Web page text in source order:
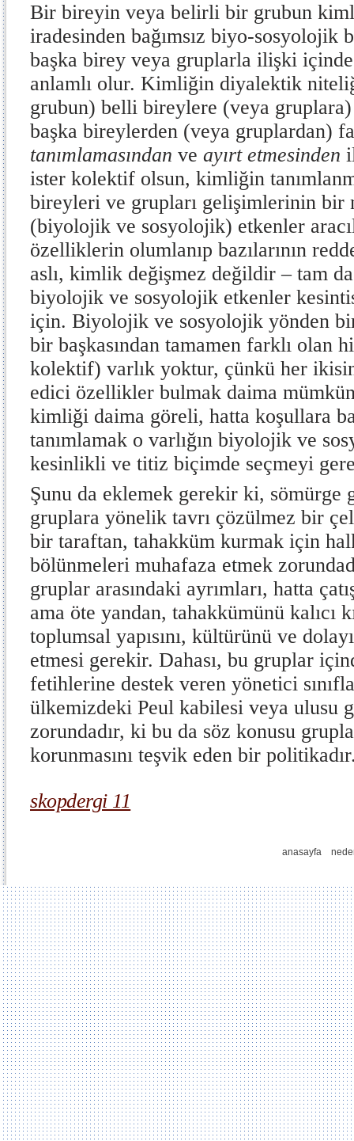
Bir bireyin veya belirli bir grubun
iradesinden bağımsız biyo-sosyolojik
başka birey veya gruplarla ilişki
anlamlı olur. Kimliğin diyalektik
grubun) belli bireylere (veya
başka bireylerden (veya gruplardan)
tanımlamasından ve ayırt etmesinden
ister kolektif olsun, kimliğin
bireyleri ve grupları gelişimlerinin bir
(biyolojik ve sosyolojik) etkenler
özelliklerin olumlanıp bazılarının
aslı, kimlik değişmez değildir – tam
biyolojik ve sosyolojik etkenler
için. Biyolojik ve sosyolojik yönden bir
bir başkasından tamamen farklı olan
kolektif) varlık yoktur, çünkü her
edici özellikler bulmak daima
kimliği daima göreli, hatta koşullara
tanımlamak o varlığın biyolojik ve
kesinlikli ve titiz biçimde seçmeyi
Şunu da eklemek gerekir ki, sömürge
gruplara yönelik tavrı çözülmez bir
bir taraftan, tahakküm kurmak için
bölünmeleri muhafaza etmek
gruplar arasındaki ayrımları, hatta
ama öte yandan, tahakkümünü kalıcı
toplumsal yapısını, kültürünü ve
etmesi gerekir. Dahası, bu gruplar
fetihlerine destek veren yönetici
ülkemizdeki Peul kabilesi veya ulusu
zorundadır, ki bu da söz konusu
korunmasını teşvik eden bir
skopdergi 11
anasayfa